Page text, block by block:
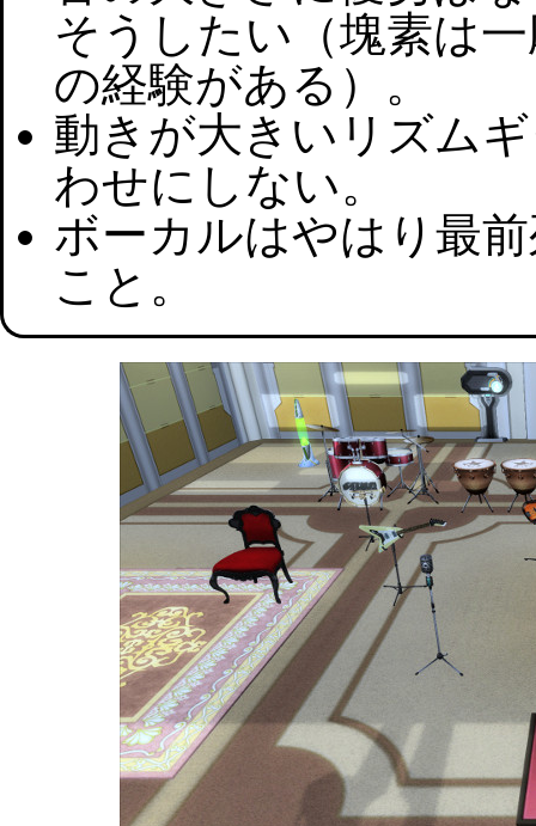
そうしたい（塊素は
の経験がある）。
動きが大きいリズム
わせにしない。
ボーカルはやはり最
こと。